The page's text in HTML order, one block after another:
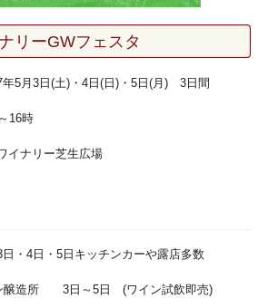
リーGWフェスタ
日(土)・4日(日)・5日(月) 3日間
時
ー芝生広場
・4日・5日キッチンカーや露店多数
所 3日～5日 (ワイン試飲即売)